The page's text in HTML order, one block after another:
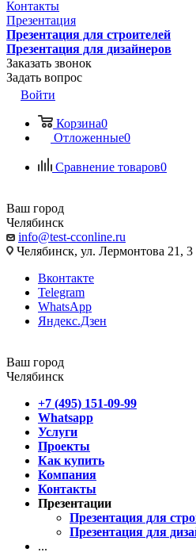
Контакты
Презентация
Презентация для строителей
Презентация для дизайнеров
Заказать звонок
Задать вопрос
Войти
Корзина0
Отложенные0
Сравнение товаров0
Ваш город
Челябинск
info@test-cconline.ru
Челябинск, ул. Лермонтова 21,
Вконтакте
Telegram
WhatsApp
Яндекс.Дзен
Ваш город
Челябинск
+7 (495) 151-09-99
Whatsapp
Услуги
Проекты
Как купить
Компания
Контакты
Презентации
Презентация для
Презентация для
...